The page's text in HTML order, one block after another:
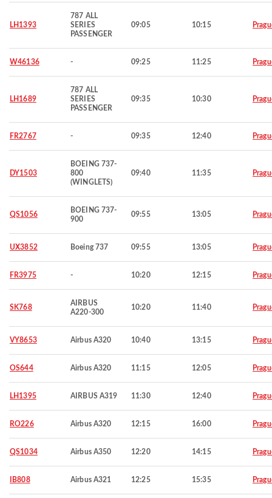
LH1393
787 ALL
SERIES
PASSENGER
09:05 10:15
W46136 - 09:25 11:25
LH1689
787 ALL
SERIES
PASSENGER
09:35 10:30
FR2767 - 09:35 12:40
DY1503
BOEING 737-
800
(WINGLETS)
09:40 11:35
QS1056
BOEING 737-
900
09:55 13:05
UX3852 Boeing 737 09:55 13:05
FR3975 - 10:20 12:15
SK768
AIRBUS
A220-300
10:20 11:40
VY8653 Airbus A320 10:40 13:15
OS644 Airbus A320 11:15 12:05
LH1395 AIRBUS A319 11:30 12:40
RO226 Airbus A320 12:15 16:00
QS1034 Airbus A350 12:20 14:15
IB808 Airbus A321 12:25 15:35